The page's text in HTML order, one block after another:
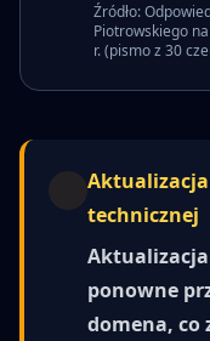
Źródło:
Piotrowskiego
r. (pismo z 30
technicznej
Aktualizacja
ponowne
domena, co